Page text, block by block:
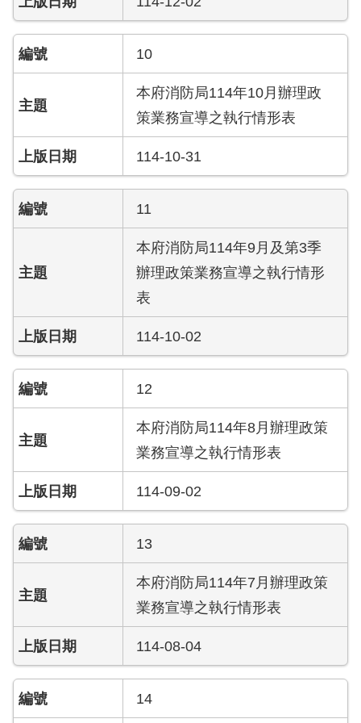
專
區
別
流
化
區
案
火
災
搶
救
困
地
消
防
通
道
相
資
跑
馬
燈
10
本府消防局114年10月辦理政
策業務宣導之執行情形表
114-10-31
11
本府消防局114年9月及第3季
辦理政策業務宣導之執行情形
表
114-10-02
12
本府消防局114年8月辦理政策
業務宣導之執行情形表
114-09-02
13
本府消防局114年7月辦理政策
業務宣導之執行情形表
114-08-04
14